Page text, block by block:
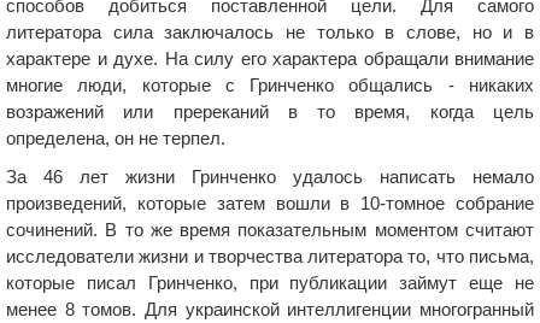
способов добиться поставленной цели. Для самого
литератора сила заключалось не только в слове, но и в
характере и духе. На силу его характера обращали внимание
многие люди, которые с Гринченко общались - никаких
возражений или пререканий в то время, когда цель
определена, он не терпел.
За 46 лет жизни Гринченко удалось написать немало
произведений, которые затем вошли в 10-томное собрание
сочинений. В то же время показательным моментом считают
исследователи жизни и творчества литератора то, что письма,
которые писал Гринченко, при публикации займут еще не
менее 8 томов. Для украинской интеллигенции многогранный